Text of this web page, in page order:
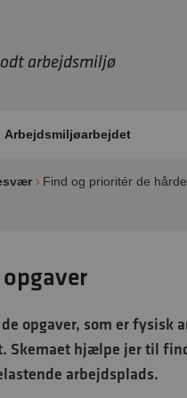
arbejdsmiljø
Arbejdsmiljøarbejdet
Find og prioritér de
opgaver, som er fysisk
hjælpe jer til
arbejdsplads.